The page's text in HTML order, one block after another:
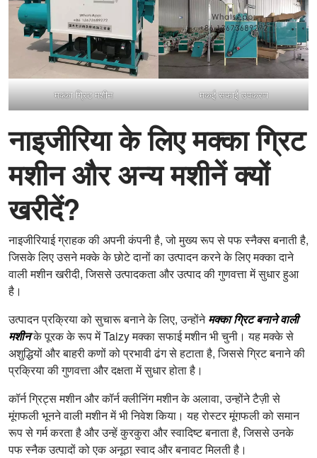
मक्का ग्रिट मशीन मकई सफाई उपकरण
नाइजीरिया के लिए मक्का ग्रिट
मशीन और अन्य मशीनें क्यों
खरीदें?
नाइजीरियाई ग्राहक की अपनी कंपनी है, जो मुख्य रूप से पफ स्नैक्स बनाती है,
जिसके लिए उसने मक्के के छोटे दानों का उत्पादन करने के लिए मक्का दाने
वाली मशीन खरीदी, जिससे उत्पादकता और उत्पाद की गुणवत्ता में सुधार हुआ
है।
उत्पादन प्रक्रिया को सुचारू बनाने के लिए, उन्होंनेमक्का ग्रिट बनाने वाली
मशीनके पूरक के रूप में Taizy मक्का सफाई मशीन भी चुनी। यह मक्के से
अशुद्धियों और बाहरी कणों को प्रभावी ढंग से हटाता है, जिससे ग्रिट बनाने की
प्रक्रिया की गुणवत्ता और दक्षता में सुधार होता है।
कॉर्न ग्रिट्स मशीन और कॉर्न क्लीनिंग मशीन के अलावा, उन्होंने टैज़ी से
मूंगफली भूनने वाली मशीन में भी निवेश किया। यह रोस्टर मूंगफली को समान
रूप से गर्म करता है और उन्हें कुरकुरा और स्वादिष्ट बनाता है, जिससे उनके
पफ स्नैक उत्पादों को एक अनूठा स्वाद और बनावट मिलती है।